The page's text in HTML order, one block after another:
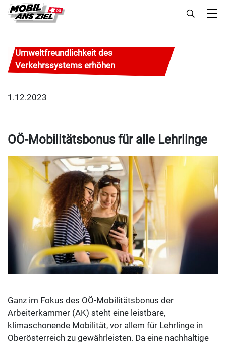
Umweltfreundlichkeit des
Verkehrssystems erhöhen
1.12.2023
OÖ-Mobilitätsbonus für alle Lehrlinge
Ganz im Fokus des OÖ-Mobilitätsbonus der
Arbeiterkammer (AK) steht eine leistbare,
klimaschonende Mobilität, vor allem für Lehrlinge in
Oberösterreich zu gewährleisten. Da eine nachhaltige